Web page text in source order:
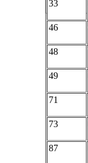
33
46
48
49
71
73
87